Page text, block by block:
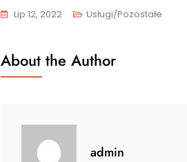
Lip 12, 2022 Usługi/Pozostałe
About the Author
admin